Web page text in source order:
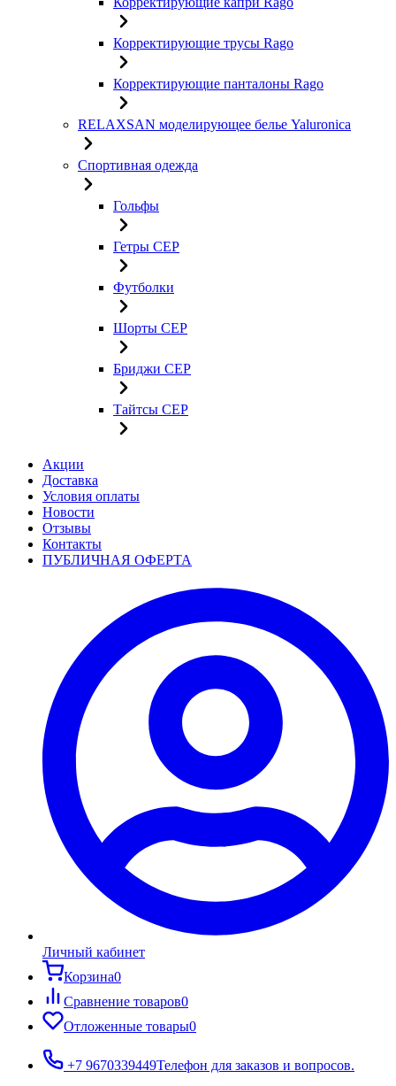
Корректирующие трусы Rago
Корректирующие панталоны Rago
RELAXSAN моделирующее белье Yaluroniсa
Спортивная одежда
Гольфы
Гетры CEP
Футболки
Шорты CEP
Бриджи CEP
Тайтсы CEP
Акции
Доставка
Условия оплаты
Новости
Отзывы
Контакты
ПУБЛИЧНАЯ ОФЕРТА
Личный кабинет
Корзина0
Сравнение товаров0
Отложенные товары0
+7 9670339449Телефон для заказов и вопросов.